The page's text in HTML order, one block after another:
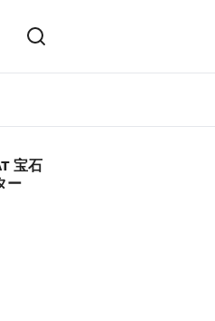
宝石
ー